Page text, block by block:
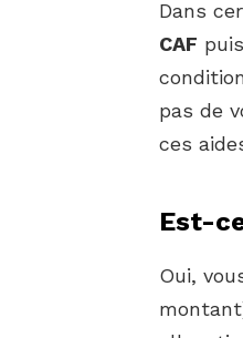
Dans
CAF
pas de
ces
Est-
Oui,